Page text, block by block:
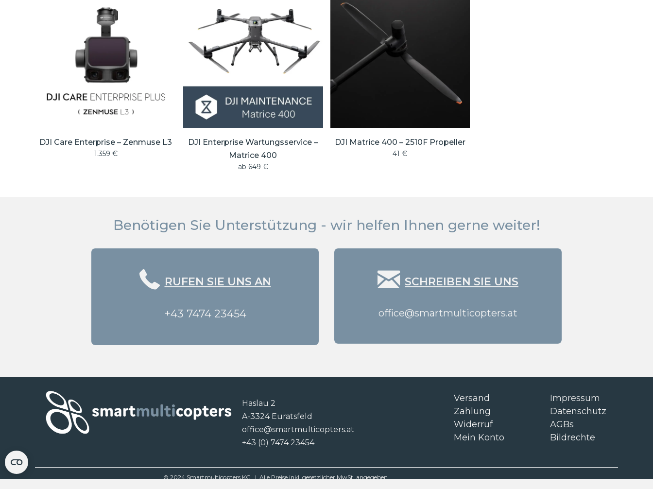
DJI Care Enterprise – Zenmuse L3
1.359 €
DJI Enterprise Wartungsservice –
Matrice 400
ab 649 €
DJI Matrice 400 – 2510F Propeller
41€
Benötigen Sie Unterstützung - wir helfen Ihnen gerne weiter!
RUFEN SIE UNS AN
+43 7474 23454
SCHREIBEN SIE UNS
office@smartmulticopters.at
Haslau 2
A-3324 Euratsfeld
office@smartmulticopters.at
+43 (0) 7474 23454
Versand
Zahlung
Widerruf
Mein Konto
Impressum
Datenschutz
AGBs
Bildrechte
© 2024 Smartmulticopters KG | Alle Preise inkl. gesetzlicher MwSt. angegeben